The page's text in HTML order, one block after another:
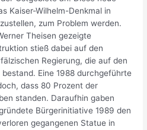
Kaiser-Wilhelm-Denkmal in
zum Problem werden.
Theisen gezeigte
stieß dabei auf den
Regierung, die auf den
Eine 1988 durchgeführte
dass 80 Prozent der
standen. Daraufhin gaben
Bürgerinitiative 1989 den
gegangenen Statue in